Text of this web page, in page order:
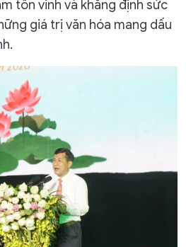
tôn vinh và khẳng định sức
giá trị văn hóa mang dấu